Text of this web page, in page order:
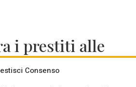
Consenso
i prestiti alle